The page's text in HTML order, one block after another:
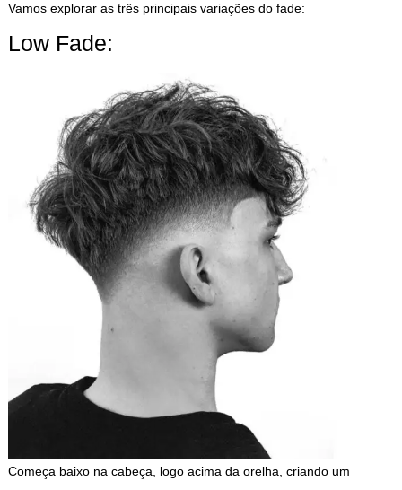
Vamos explorar as três principais variações do fade:
Low Fade:
Começa baixo na cabeça, logo acima da orelha, criando um